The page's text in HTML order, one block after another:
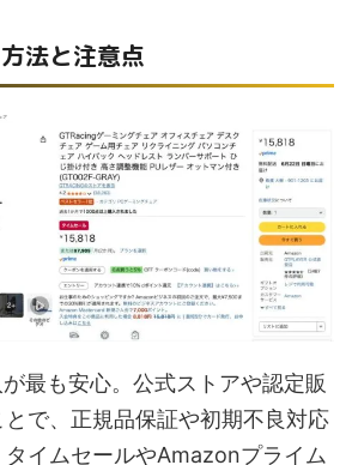
法と注意点
最も安心。公式ストアや認定販
で、正規品保証や初期不良対応
イムセールやAmazonプライム